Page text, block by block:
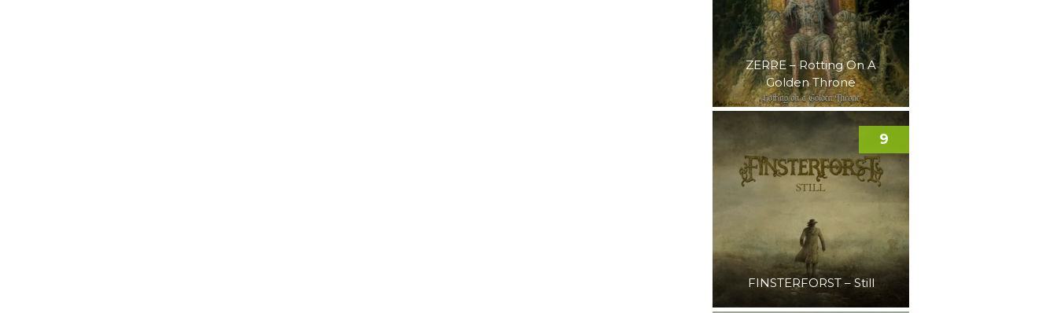
ZERRE – Rotting On A
Golden Throne
FINSTERFORST – Still
9